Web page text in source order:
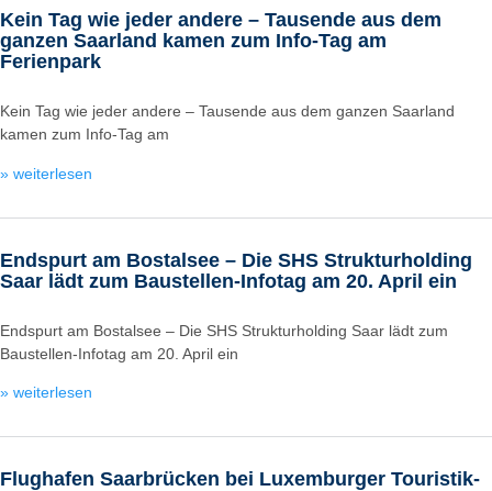
Kein Tag wie jeder andere – Tausende aus dem
ganzen Saarland kamen zum Info-Tag am
Ferienpark
Kein Tag wie jeder andere – Tausende aus dem ganzen Saarland
kamen zum Info-Tag am
» weiterlesen
Endspurt am Bostalsee – Die SHS Strukturholding
Saar lädt zum Baustellen-Infotag am 20. April ein
Endspurt am Bostalsee – Die SHS Strukturholding Saar lädt zum
Baustellen-Infotag am 20. April ein
» weiterlesen
Flughafen Saarbrücken bei Luxemburger Touristik-